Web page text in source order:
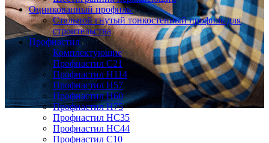
Оцинкованный профиль
Стальной гнутый тонкостенный профиль для
строительства
Профнастил
Комплектующие
Профнастил C21
Профнастил Н114
Профнастил Н57
Профнастил Н60
Профнастил Н75
Профнастил НС35
Профнастил НС44
Профнастил С10